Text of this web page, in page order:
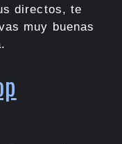
directos, te
muy buenas